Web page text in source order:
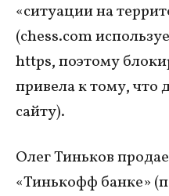
«ситуации на
(chess.com
https, поэтому
привела к тому, что
сайту).
Олег Тиньков
«Тинькофф банке»